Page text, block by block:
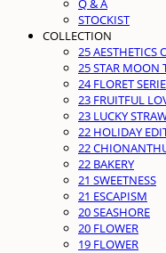
Q & A
STOCKIST
COLLECTION
25 AESTHETICS
25 STAR MOON
24 FLORET
23 FRUITFUL
23 LUCKY
22 HOLIDAY
22
22 BAKERY
21 SWEETNESS
21 ESCAPISM
20 SEASHORE
20 FLOWER
19 FLOWER